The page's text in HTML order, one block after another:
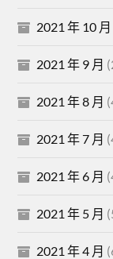
2021 年 10 月
2021 年 9 月
2021 年 8 月
2021 年 7 月
2021 年 6 月
2021 年 5 月
2021 年 4 月